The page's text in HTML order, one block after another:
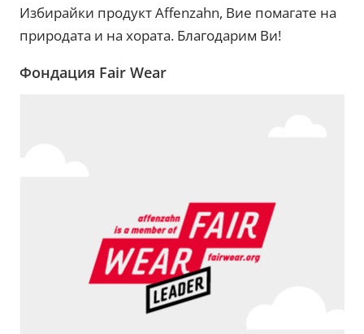
Избирайки продукт Affenzahn, Вие помагате на
природата и на хората. Благодарим Ви!
Фондация Fair Wear